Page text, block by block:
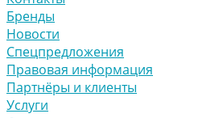
Бренды
Новости
Спецпредложения
Правовая информация
Партнёры и клиенты
Услуги